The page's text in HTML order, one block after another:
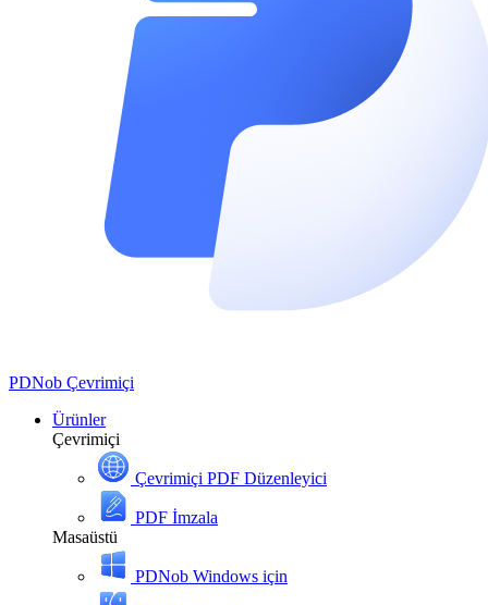
PDNob Çevrimiçi
Ürünler
Çevrimiçi
Çevrimiçi PDF Düzenleyici
PDF İmzala
Masaüstü
PDNob Windows için